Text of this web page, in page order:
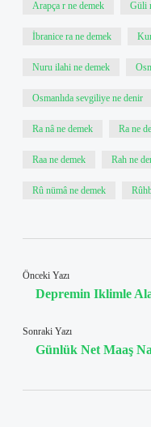
Arapça r ne demek Güli
İbranice ra ne demek
Nuru ilahi ne demek
Osmanlıda sevgiliye ne denir
Ra nâ ne demek Ra ne
Raa ne demek Rah ne
Rû nümâ ne demek
Önceki Yazı
Depremin Iklimle
Sonraki Yazı
Günlük Net Maaş